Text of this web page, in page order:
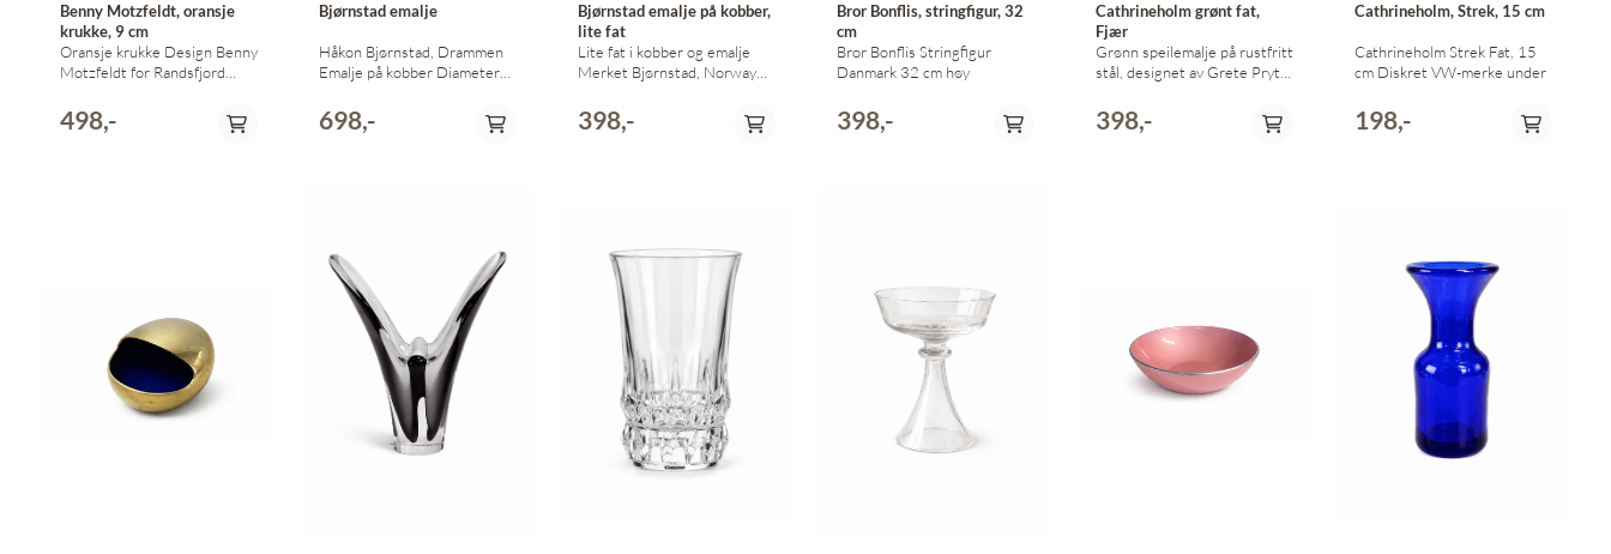
Benny Motzfeldt, oransje
krukke, 9 cm
Oransje krukke Design Benny
Motzfeldt for Randsfjord
diameter
498,-
Bjørnstad emalje
Håkon Bjørnstad, Drammen
Emalje på kobber Diameter
698,-
Bjørnstad emalje på kobber,
lite fat
Lite fat i kobber og emalje
Merket Bjørnstad, Norway
Drammen) Diameter 13,5 cm
398,-
Bror Bonflis, stringfigur, 32
cm
Bror Bonflis Stringfigur
Danmark 32 cm høy
398,-
Cathrineholm grønt fat,
Fjær
Grønn speilemalje på rustfritt
stål, designet av Grete Prytz
Diameter: 26 cm Tilnærmet
perfekt stand.
398,-
Cathrineholm, Strek, 15 cm
Cathrineholm Strek Fat, 15
cm Diskret VW-merke under
198,-